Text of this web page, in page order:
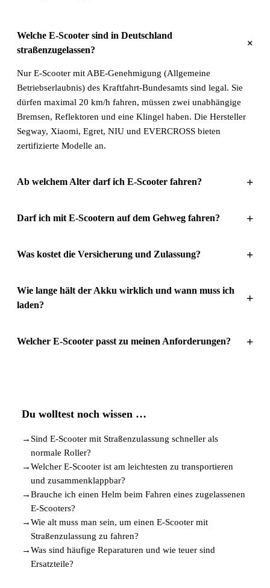
Welche E-Scooter sind in Deutschland
straßenzugelassen?
+
Nur E-Scooter mit ABE-Genehmigung (Allgemeine
Betriebserlaubnis) des Kraftfahrt-Bundesamts sind legal. Sie
dürfen maximal 20 km/h fahren, müssen zwei unabhängige
Bremsen, Reflektoren und eine Klingel haben. Die Hersteller
Segway, Xiaomi, Egret, NIU und EVERCROSS bieten
zertifizierte Modelle an.
Ab welchem Alter darf ich E-Scooter fahren? +
Darf ich mit E-Scootern auf dem Gehweg fahren? +
Was kostet die Versicherung und Zulassung? +
Wie lange hält der Akku wirklich und wann muss ich
laden?
+
Welcher E-Scooter passt zu meinen Anforderungen? +
Du wolltest noch wissen …
→ Sind E-Scooter mit Straßenzulassung schneller als
normale Roller?
→Welcher E-Scooter ist am leichtesten zu transportieren
und zusammenklappbar?
→Brauche ich einen Helm beim Fahren eines zugelassenen
E-Scooters?
→Wie alt muss man sein, um einen E-Scooter mit
Straßenzulassung zu fahren?
→Was sind häufige Reparaturen und wie teuer sind
Ersatzteile?